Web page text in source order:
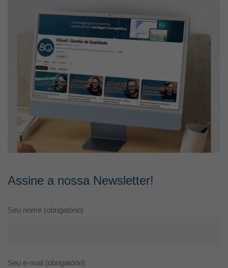
Assine a nossa Newsletter!
Seu nome (obrigatório)
Seu e-mail (obrigatório)